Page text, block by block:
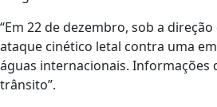
“Em 22 de dezembro, sob a
ataque cinético letal contra uma
águas internacionais. Informações
trânsito”.